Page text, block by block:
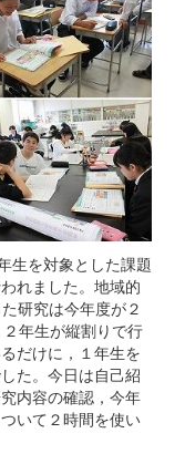
生を対象とした課題
れました。地域的
研究は今年度が２
年生が縦割りで行
だけに，１年生を
た。今日は自己紹
内容の確認，今年
いて２時間を使い